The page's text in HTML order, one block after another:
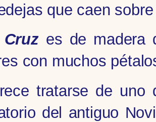
que caen
Cruz es de madera
con muchos
tratarse de
del antiguo